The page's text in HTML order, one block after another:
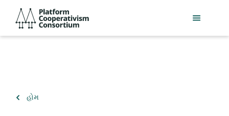
સામગ્રી
Consortium
ઉપર
હોમ